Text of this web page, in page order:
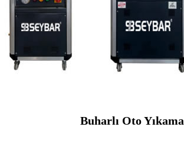
Buharlı Oto Yıkama